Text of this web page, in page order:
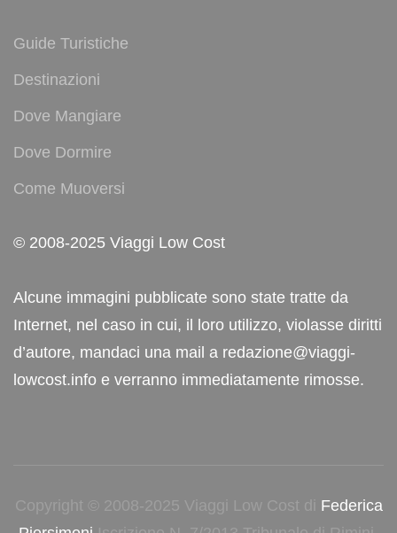
Guide Turistiche
Destinazioni
Dove Mangiare
Dove Dormire
Come Muoversi
© 2008-2025 Viaggi Low Cost
Alcune immagini pubblicate sono state tratte da
Internet, nel caso in cui, il loro utilizzo, violasse diritti
d’autore, mandaci una mail a redazione@viaggi-
lowcost.info e verranno immediatamente rimosse.
Copyright © 2008-2025 Viaggi Low Cost di Federica